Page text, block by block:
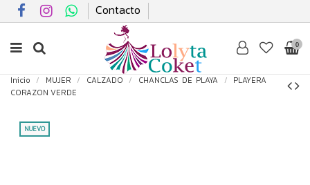
Contacto
0
Inicio MUJER CALZADO CHANCLAS DE PLAYA
PLAYERA
CORAZON VERDE
NUEVO